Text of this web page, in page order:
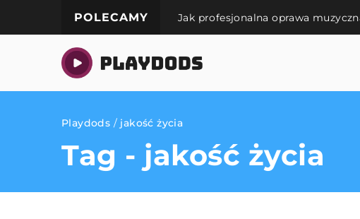
POLECAMY Jak profesjonalna oprawa
Playdods / jakość życia
Tag - jakość życia